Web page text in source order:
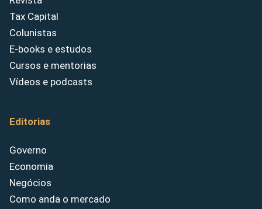
Tax Capital
Colunistas
E-books e estudos
Cursos e mentorias
Vídeos e podcasts
Editorias
Governo
Economia
Negócios
Como anda o mercado